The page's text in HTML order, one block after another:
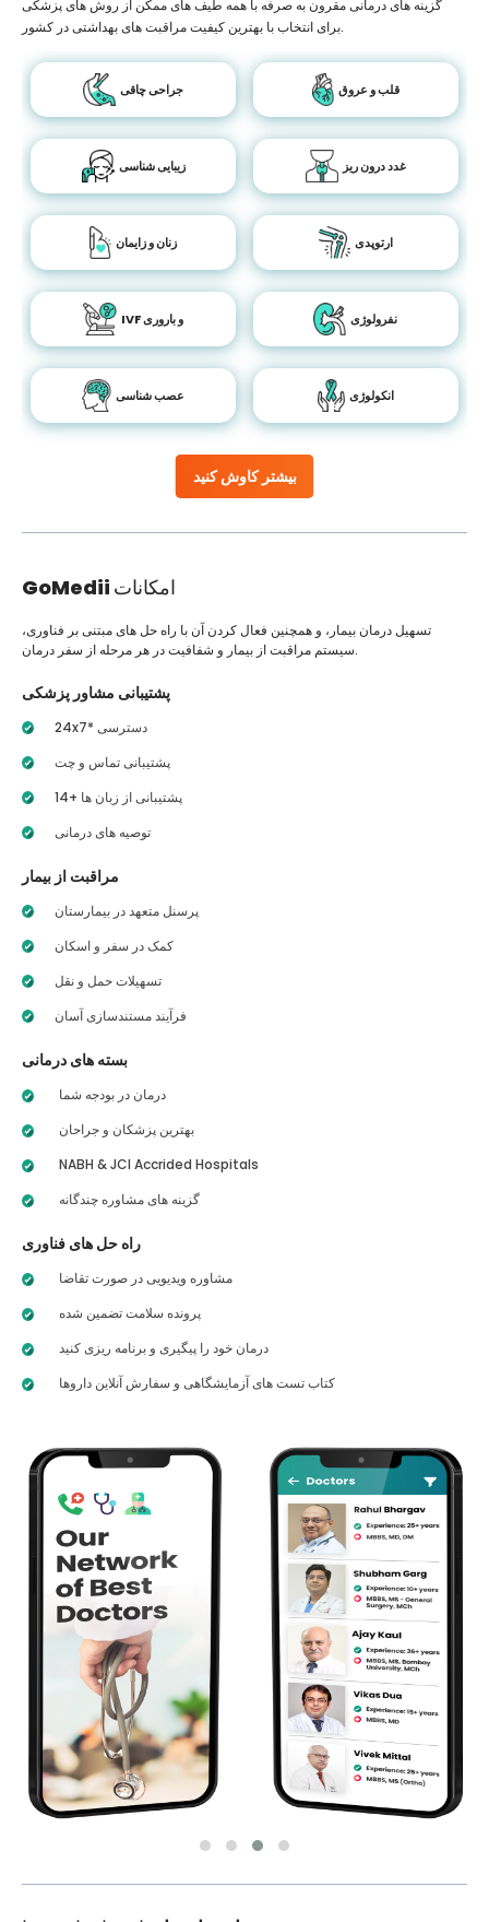
بیشتر کاوش کنید
گزینه های درمانی مقرون به صرفه با همه طیف های ممکن از روش های پزشکی
برای انتخاب با بهترین کیفیت مراقبت های بهداشتی در کشور.
جراحی چاقی قلب و عروق
زیبایی شناسی غدد درون ریز
زنان و زایمان ارتوپدی
IVF و باروری نفرولوژی
عصب شناسی انکولوژی
GoMedii امکانات
تسهیل درمان بیمار، و همچنین فعال کردن آن با راه حل های مبتنی بر فناوری،
سیستم مراقبت از بیمار و شفافیت در هر مرحله از سفر درمان.
پشتیبانی مشاور پزشکی
24x7* دسترسی
پشتیبانی تماس و چت
14+ پشتیبانی از زبان ها
توصیه های درمانی
مراقبت از بیمار
پرسنل متعهد در بیمارستان
کمک در سفر و اسکان
تسهیلات حمل و نقل
فرآیند مستندسازی آسان
بسته های درمانی
درمان در بودجه شما
بهترین پزشکان و جراحان
NABH & JCI Accrided Hospitals
گزینه های مشاوره چندگانه
راه حل های فناوری
مشاوره ویدیویی در صورت تقاضا
پرونده سلامت تضمین شده
درمان خود را پیگیری و برنامه ریزی کنید
کتاب تست های آزمایشگاهی و سفارش آنلاین داروها